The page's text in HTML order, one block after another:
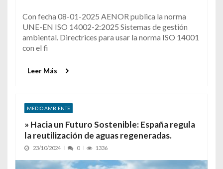
Con fecha 08-01-2025 AENOR publica la norma
UNE-EN ISO 14002-2:2025 Sistemas de gestión
ambiental. Directrices para usar la norma ISO 14001
con el fi
Leer Más
MEDIO AMBIENTE
» Hacia un Futuro Sostenible: España regula
la reutilización de aguas regeneradas.
23/10/2024 0 1336